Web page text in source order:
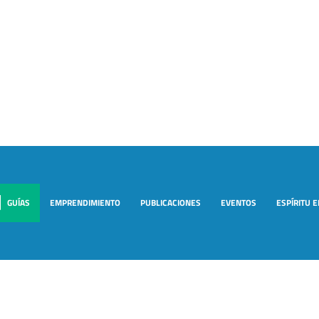
GUÍAS EMPRENDIMIENTO PUBLICACIONES EVENTOS ESPÍRITU